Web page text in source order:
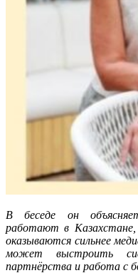
В беседе он
работают в
оказываются сильнее
может выстроить
партнёрства и работа с